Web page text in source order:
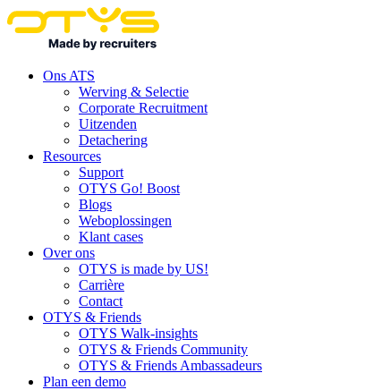
Ons ATS
Werving & Selectie
Corporate Recruitment
Uitzenden
Detachering
Resources
Support
OTYS Go! Boost
Blogs
Weboplossingen
Klant cases
Over ons
OTYS is made by US!
Carrière
Contact
OTYS & Friends
OTYS Walk-insights
OTYS & Friends Community
OTYS & Friends Ambassadeurs
Plan een demo